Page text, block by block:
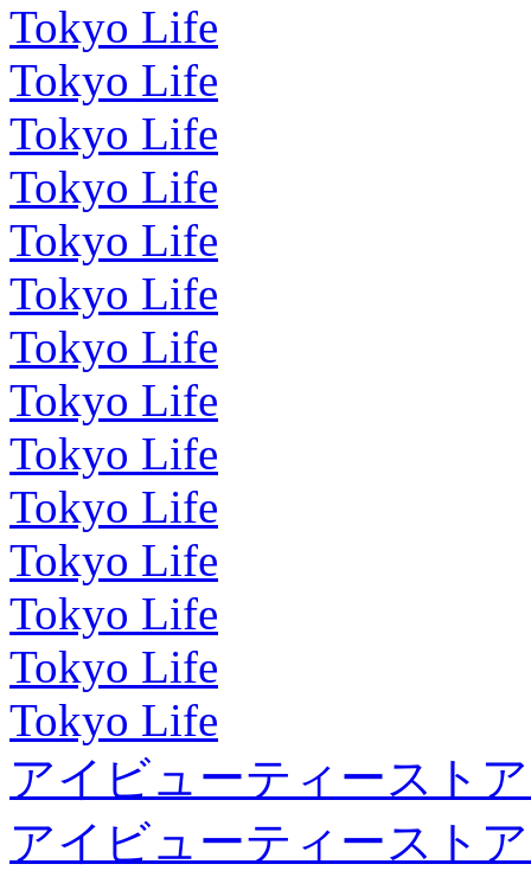
Tokyo Life
Tokyo Life
Tokyo Life
Tokyo Life
Tokyo Life
Tokyo Life
Tokyo Life
Tokyo Life
Tokyo Life
Tokyo Life
Tokyo Life
Tokyo Life
Tokyo Life
Tokyo Life
アイビューティースト
アイビューティースト